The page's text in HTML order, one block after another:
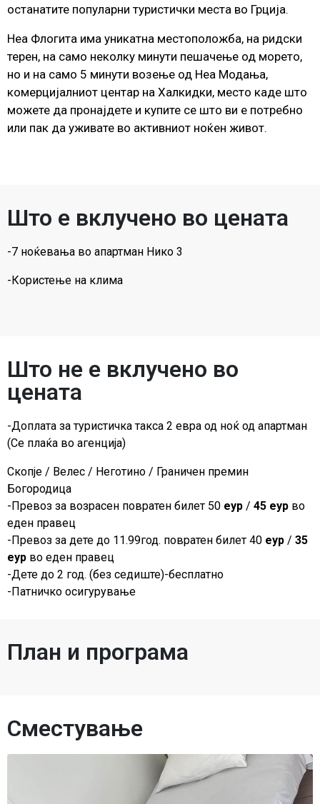
останатите популарни туристички места во Грција.
Неа Флогита има уникатна местоположба, на ридски
терен, на само неколку минути пешачење од морето,
но и на само 5 минути возење од Неа Модања,
комерцијалниот центар на Халкидки, место каде што
можете да пронајдете и купите се што ви е потребно
или пак да уживате во активниот ноќен живот.
Што е вклучено во цената
-7 ноќевања во апартман Нико 3
-Користење на клима
Што не е вклучено во
цената
-Доплата за туристичка такса 2 евра од ноќ од апартман
(Се плаќа во агенција)
Скопје / Велес / Неготино / Граничен премин
Богородица
-Превоз за возрасен повратен билет 50 еур / 45 еур во
еден правец
-Превоз за дете до 11.99год. повратен билет 40 eур / 35
еур во еден правец
-Дете до 2 год. (без седиште)-бесплатно
-Патничко осигурување
План и програма
Сместување